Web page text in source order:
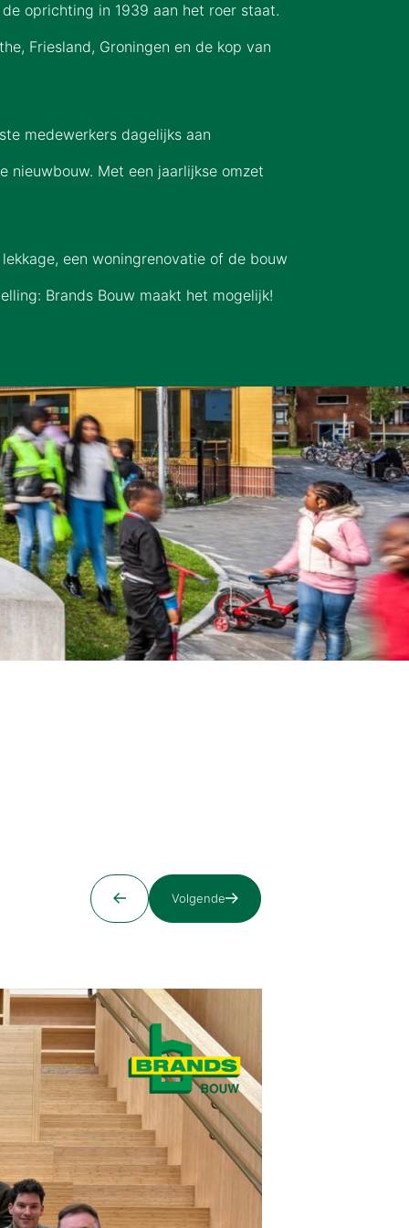
oprichting in 1939 aan het roer staat.
Friesland, Groningen en de kop van
medewerkers dagelijks aan
nieuwbouw. Met een jaarlijkse omzet
een woningrenovatie of de bouw
Brands Bouw maakt het mogelijk!
Volgende